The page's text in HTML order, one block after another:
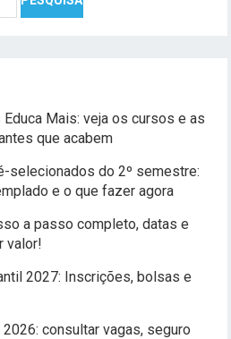
Mais: veja os cursos e as
que acabem
selecionados do 2º semestre:
e o que fazer agora
a passo completo, datas e
valor!
2027: Inscrições, bolsas e
consultar vagas, seguro